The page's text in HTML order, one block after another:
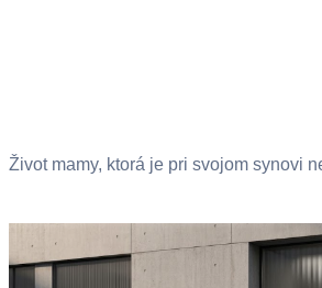
Život mamy, ktorá je pri svojom synovi